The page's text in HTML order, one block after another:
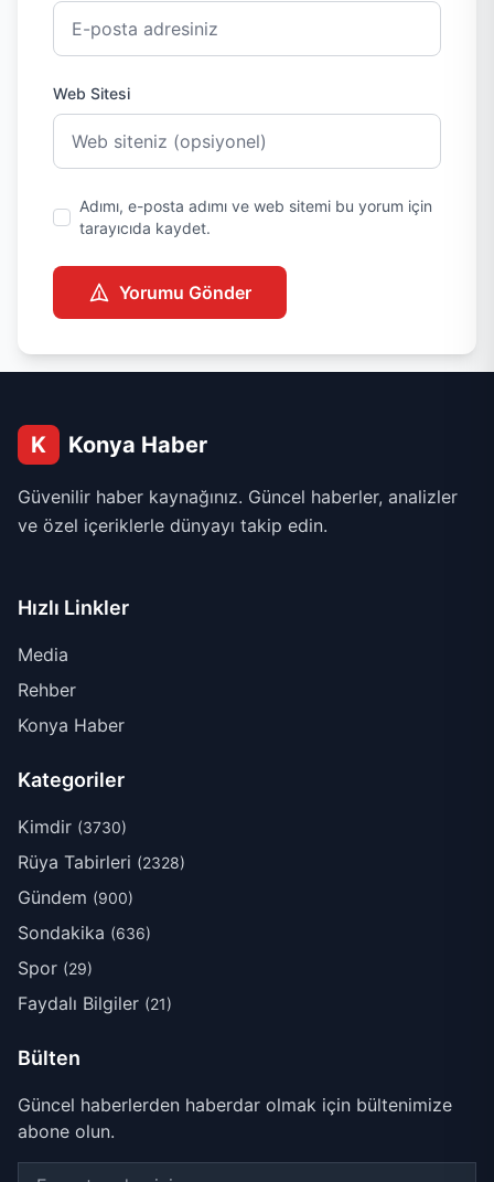
Web Sitesi
Adımı, e-posta adımı ve web sitemi bu yorum için
tarayıcıda kaydet.
Yorumu Gönder
K Konya Haber
Güvenilir haber kaynağınız. Güncel haberler, analizler
ve özel içeriklerle dünyayı takip edin.
Hızlı Linkler
Media
Rehber
Konya Haber
Kategoriler
Kimdir (3730)
Rüya Tabirleri (2328)
Gündem (900)
Sondakika (636)
Spor (29)
Faydalı Bilgiler (21)
Bülten
Güncel haberlerden haberdar olmak için bültenimize
abone olun.